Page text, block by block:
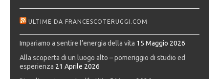
ULTIME DA FRANCESCOTERUGGI.COM
Impariamo a sentire l’energia della vita 15 Maggio 2026
Alla scoperta di un luogo alto – pomeriggio di studio ed
esperienza 21 Aprile 2026